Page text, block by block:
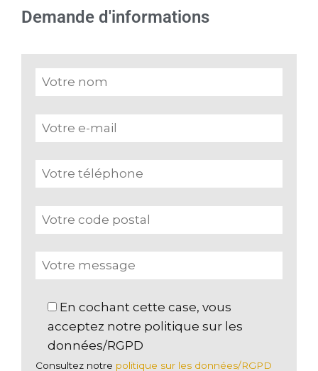
Demande d'informations
En cochant cette case, vous
acceptez notre politique sur les
données/RGPD
Consultez notre politique sur les données/RGPD